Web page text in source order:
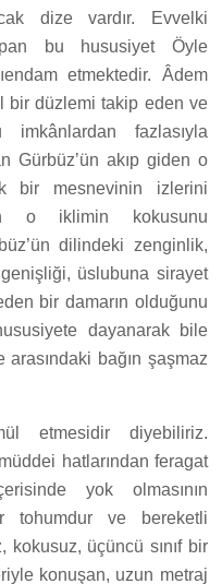
dize vardır. Evvelki
bu hususiyet Öyle
etmektedir. Âdem
bir düzlemi takip eden ve
fazlasıyla
Gürbüz’ün akıp giden o
bir mesnevinin izlerini
o iklimin kokusunu
dilindeki zenginlik,
üslubuna sirayet
bir damarın olduğunu
dayanarak bile
arasındaki bağın şaşmaz
etmesidir diyebiliriz.
hatlarından feragat
yok olmasının
tohumdur ve bereketli
kokusuz, üçüncü sınıf bir
konuşan, uzun metraj